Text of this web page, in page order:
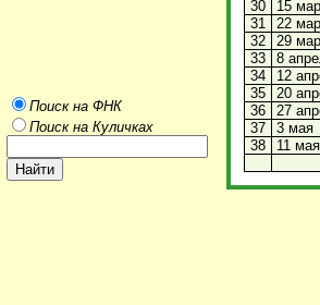
Поиск на ФНК
Поиск на Куличках
30
15
31
22
32
29
33
8
34
12
35
20
36
27
37
3 мая
38
11 мая